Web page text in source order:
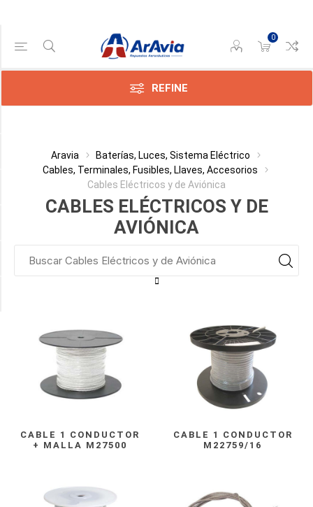
0
REFINE
Aravia
Baterías, Luces, Sistema Eléctrico
Cables, Terminales, Fusibles, Llaves, Accesorios
Cables Eléctricos y de Aviónica
CABLES ELÉCTRICOS Y DE
AVIÓNICA
CABLE 1 CONDUCTOR
+ MALLA M27500
CABLE 1 CONDUCTOR
M22759/16
Gama de precios
Min:$0.00
Categoría
Condición